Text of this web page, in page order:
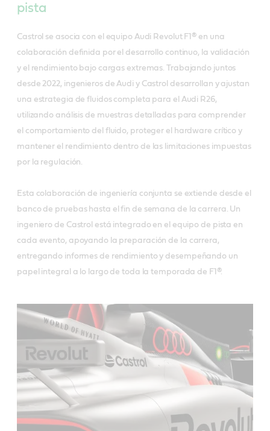
pista
Castrol se asocia con el equipo Audi Revolut F1® en una
colaboración definida por el desarrollo continuo, la validación
y el rendimiento bajo cargas extremas. Trabajando juntos
desde 2022, ingenieros de Audi y Castrol desarrollan y ajustan
una estrategia de fluidos completa para el Audi R26,
utilizando análisis de muestras detalladas para comprender
el comportamiento del fluido, proteger el hardware crítico y
mantener el rendimiento dentro de las limitaciones impuestas
por la regulación.
Esta colaboración de ingeniería conjunta se extiende desde el
banco de pruebas hasta el fin de semana de la carrera. Un
ingeniero de Castrol está integrado en el equipo de pista en
cada evento, apoyando la preparación de la carrera,
entregando informes de rendimiento y desempeñando un
papel integral a lo largo de toda la temporada de F1®.